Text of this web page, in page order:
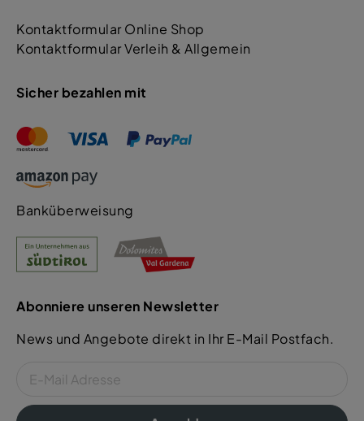
Kontaktformular Online Shop
Kontaktformular Verleih & Allgemein
Sicher bezahlen mit
Banküberweisung
Abonniere unseren Newsletter
News und Angebote direkt in Ihr E-Mail Postfach.